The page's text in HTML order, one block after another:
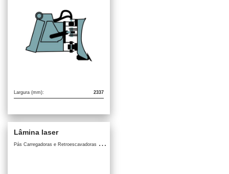
Largura (mm): 2337
Lâmina laser
P
ás Carregadoras e Retroescavadoras / Acessórios para Pás Carregadoras e Retroescavadoras